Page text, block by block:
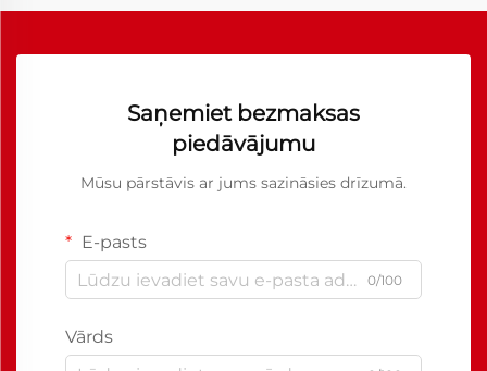
Saņemiet bezmaksas
piedāvājumu
Mūsu pārstāvis ar jums sazināsies drīzumā.
E-pasts
0/100
Vārds